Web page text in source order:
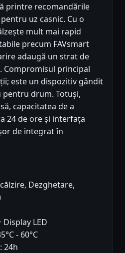
printre recomandările
uz casnic. Cu o
mult mai rapid
precum FAVsmart
adaugă un strat de
principal
este un dispozitiv gândit
drum. Totuși,
capacitatea de a
24 de ore și interfața
de integrat în
Dezghetare,
LED
- 60°C
24h